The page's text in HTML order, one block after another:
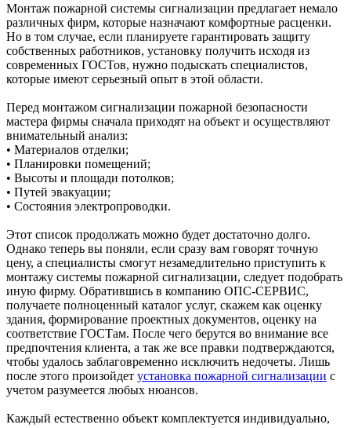
Монтаж пожарной системы сигнализации предлагает немало
различных фирм, которые назначают комфортные расценки.
Но в том случае, если планируете гарантировать защиту
собственных работников, установку получить исходя из
современных ГОСТов, нужно подыскать специалистов,
которые имеют серьезный опыт в этой области.
Перед монтажом сигнализации пожарной безопасности
мастера фирмы сначала приходят на объект и осуществляют
внимательный анализ:
• Материалов отделки;
• Планировки помещений;
• Высоты и площади потолков;
• Путей эвакуации;
• Состояния электропроводки.
Этот список продолжать можно будет достаточно долго.
Однако теперь вы поняли, если сразу вам говорят точную
цену, а специалисты смогут незамедлительно приступить к
монтажу системы пожарной сигнализации, следует подобрать
иную фирму. Обратившись в компанию ОПС-СЕРВИС,
получаете полноценный каталог услуг, скажем как оценку
здания, формирование проектных документов, оценку на
соответствие ГОСТам. После чего берутся во внимание все
предпочтения клиента, а так же все правки подтверждаются,
чтобы удалось заблаговременно исключить недочеты. Лишь
после этого произойдет установка пожарной сигнализации с
учетом разумеется любых нюансов.
Каждый естественно объект комплектуется индивидуально,